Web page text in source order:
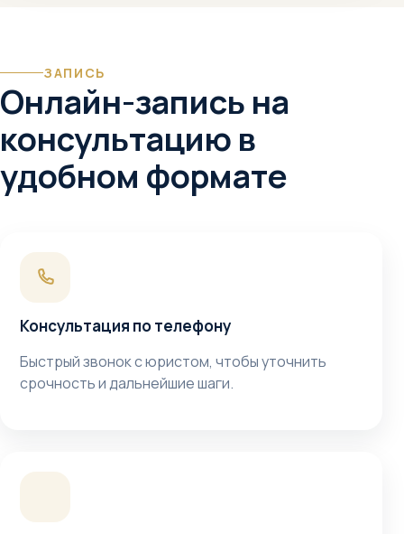
ЗАПИСЬ
Онлайн-запись на
консультацию в
удобном формате
Консультация по телефону
Быстрый звонок с юристом, чтобы уточнить
срочность и дальнейшие шаги.